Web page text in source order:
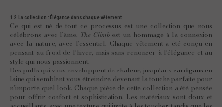
1.2. La collection : Élégance dans chaque vêtement
Ce qui est né de tout ce processus est une collection que nous
célébrons avec l’âme. The Climb est un hommage à la connexion
avec la nature, avec l’essentiel. Chaque vêtement a été conçu en
pensant au froid de l’hiver, mais sans renoncer à l’élégance et au
style qui nous passionnent.
Des pulls qui vous enveloppent de chaleur, jusqu’aux cardigans en
laine qui semblent vous étreindre, devenant la touche parfaite pour
n’importe quel look. Chaque pièce de cette collection a été pensée
pour offrir confort et sophistication. Les matériaux sont doux et